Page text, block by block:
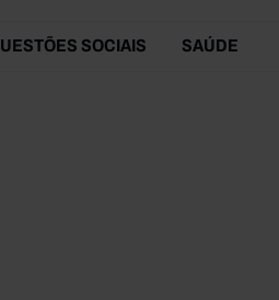
SOCIAIS SAÚDE